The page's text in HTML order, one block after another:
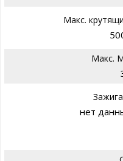
Макс.
Макс.
нет